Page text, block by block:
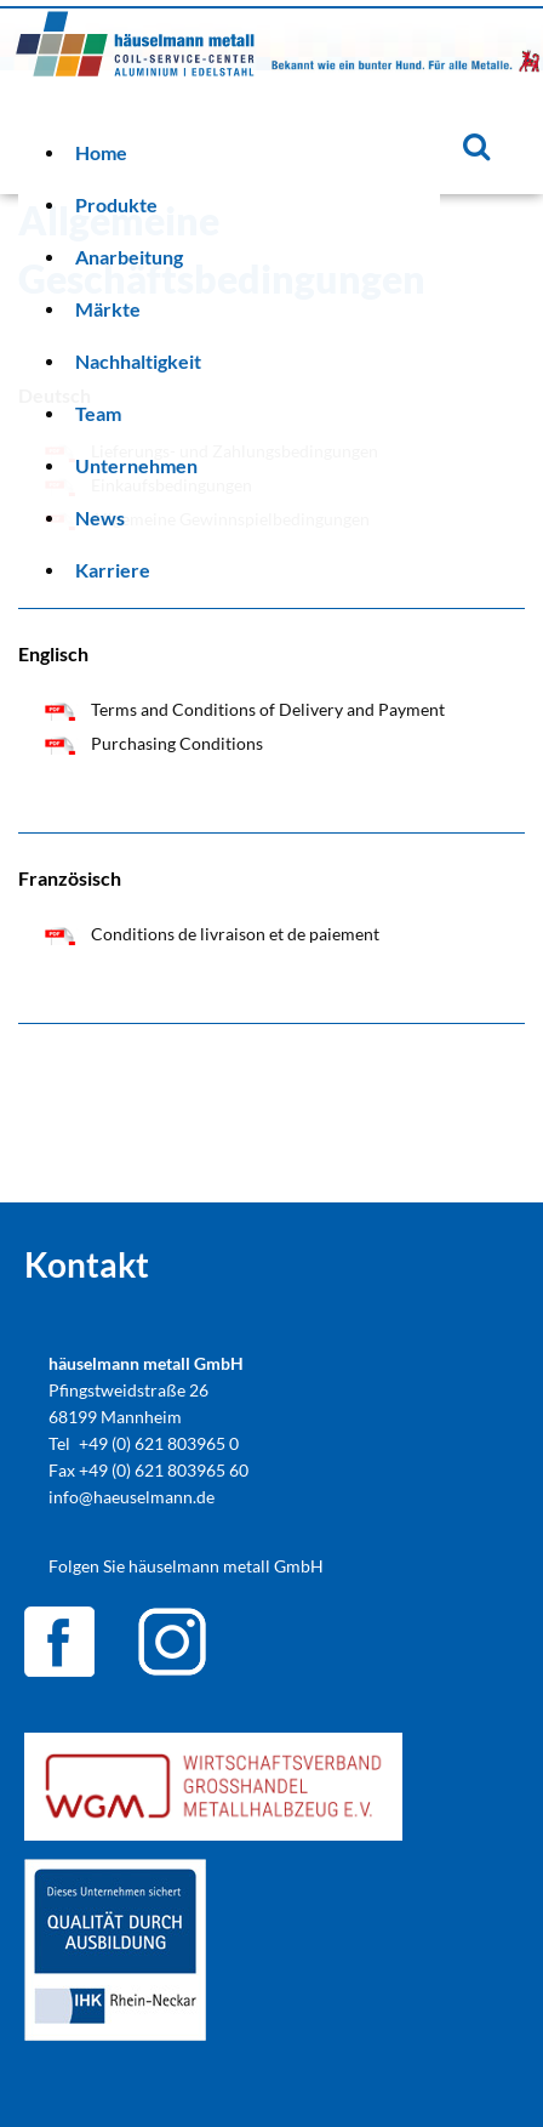
Home
Produkte
Anarbeitung
Märkte
Nachhaltigkeit
Team
Unternehmen
News
Karriere
Allgemeine
Geschäftsbedingungen
Allgemeine Gewinnspielbedingungen
Englisch
Terms and Conditions of Delivery and Payment
Purchasing Conditions
Französisch
Conditions de livraison et de paiement
Kontakt
häuselmann metall GmbH
Pfingstweidstraße 26
68199 Mannheim
Tel +49 (0) 621 803965 0
Fax+49 (0) 621 803965 60
info@haeuselmann.de
Folgen Sie häuselmann metall GmbH